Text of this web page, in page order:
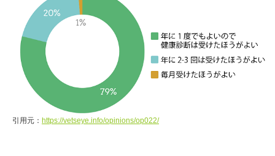
引用元： https://vetseye.info/opinions/op022/